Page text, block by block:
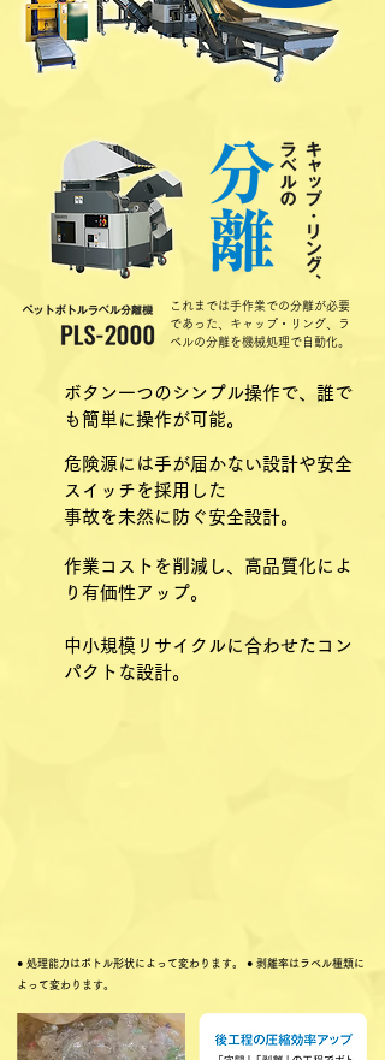
これまでは手作業での分離が必要
であった、キャップ・リング、ラ
ベルの分離を機械処理で自動化。
ボタン一つのシンプル操作で、誰で
も簡単に操作が可能。
危険源には手が届かない設計や安全
スイッチを採用した
事故を未然に防ぐ安全設計。
作業コストを削減し、高品質化によ
り有価性アップ。
中小規模リサイクルに合わせたコン
パクトな設計。
● 処理能力はボトル形状によって変わります。 ● 剥離率はラベル種類に
よって変わります。